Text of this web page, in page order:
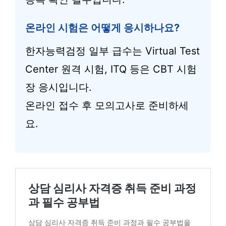
온라인 시험은 어떻게 응시하나요?
한자능력검정 일부 급수는 Virtual Test
Center 원격 시험, ITQ 등은 CBT 시험
장 응시입니다.
온라인 접수 후 모의고사로 준비하세
요.